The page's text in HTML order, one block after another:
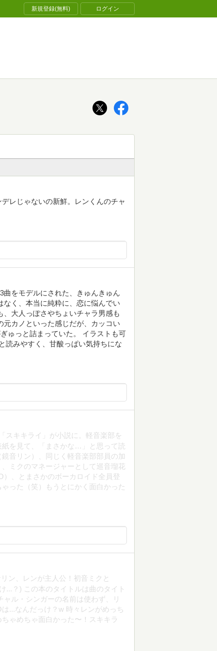
新規登録(無料) ログイン
レじゃないの新鮮。レンくんのチャ
をモデルにされた、きゅんきゅん
く、本当に純粋に、恋に悩んでい
大人っぽさやちょいチャラ男感も
カノといった感じだが、カッコい
ゅっと詰まっていた。 イラストも可
読みやすく、甘酸っぱい気持ちにな
キキライ」が小説に。軽音楽部を
を見て、「まさかな…」と思って読
音リン）、同じく軽音楽部部員の加
ミクのマネージャーとして巡音瑠花
、とまさかのボーカロイド全員登
った（笑）もうとにかく面白かった
ン、レンが主人公！初音ミクと
...？) この本のタイトルは曲のタイト
ル・シンガーの名前は使わず、リ
...なんだっけ？w 時々レンがめっち
ゃめちゃ面白かった〜！スキキラ